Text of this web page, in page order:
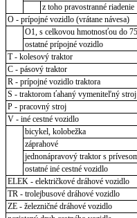
z toho pravostranné riadenie
O - prípojné vozidlo (vrátane návesa)
O1, s celkovou hmotnosťou do
ostatné prípojné vozidlo
T - kolesový traktor
C - pásový traktor
R - prípojné vozidlo traktora
S - traktorom ťahaný vymeniteľný stroj
P - pracovný stroj
V - iné cestné vozidlo
bicykel, kolobežka
záprahové
jednonápravový traktor s
ostatné iné cestné vozidlo
ELEK - električkové dráhové vozidlo
TR - trolejbusové dráhové vozidlo
ZE - železničné dráhové vozidlo